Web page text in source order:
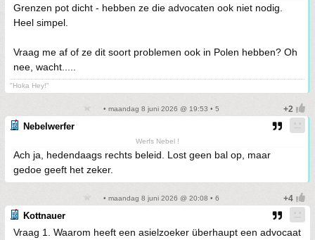
Grenzen pot dicht - hebben ze die advocaten ook niet nodig.
Heel simpel.
Vraag me af of ze dit soort problemen ook in Polen hebben? Oh
nee, wacht.....
"Hoka Hey!"
• maandag 8 juni 2026 @ 19:53 • 5
Nebelwerfer
Werfs Nebel !
Ach ja, hedendaags rechts beleid. Lost geen bal op, maar
gedoe geeft het zeker.
• maandag 8 juni 2026 @ 20:08 • 6
Kottnauer
Vraag 1. Waarom heeft een asielzoeker überhaupt een advocaat